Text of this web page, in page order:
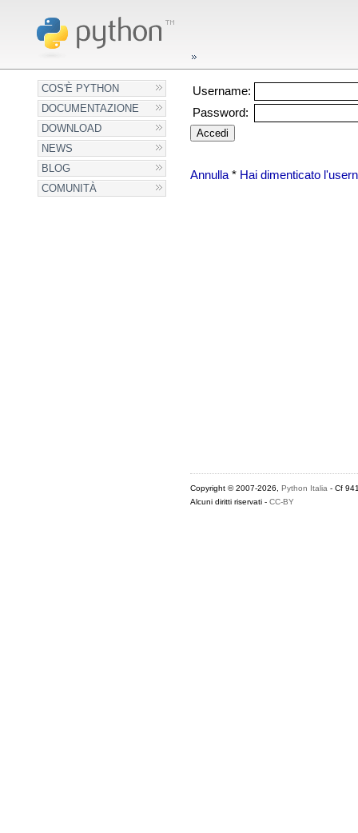
COS'È PYTHON
DOCUMENTAZIONE
DOWNLOAD
NEWS
BLOG
COMUNITÀ
Username:
Password:
Annulla* Hai dimenticato
Copyright © 2007-2026, Python Italia - Cf
Alcuni diritti riservati - CC-BY